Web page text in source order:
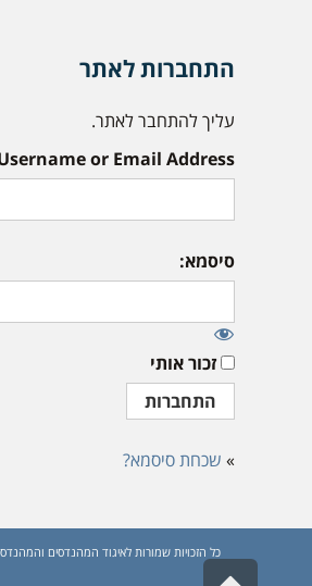
התחברות לאתר
עליך להתחבר לאתר.
or Email Address:
סיסמא:
זכור אותי
» שכחת סיסמא?